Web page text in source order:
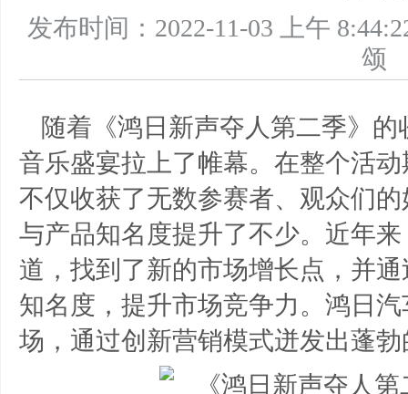
发布时间：2022-11-03 上午
随着《鸿日新声夺人第二季》
音乐盛宴拉上了帷幕。在整个活
不仅收获了无数参赛者、观众们
与产品知名度提升了不少。近年
道，找到了新的市场增长点，并
知名度，提升市场竞争力。鸿日
场，通过创新营销模式迸发出蓬